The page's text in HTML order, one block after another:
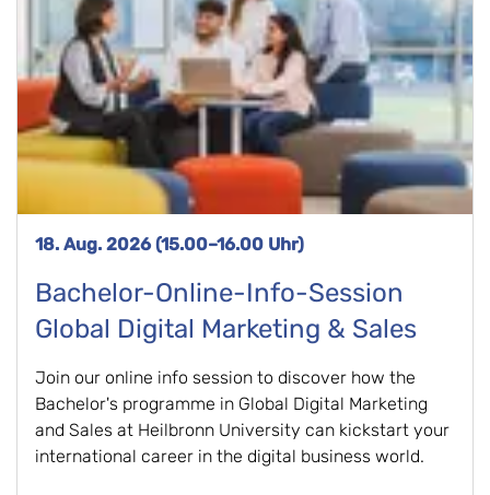
18. Aug. 2026 (15.00–16.00 Uhr)
Bachelor-Online-Info-Session
Global Digital Marketing & Sales
Join our online info session to discover how the
Bachelor's programme in Global Digital Marketing
and Sales at Heilbronn University can kickstart your
international career in the digital business world.